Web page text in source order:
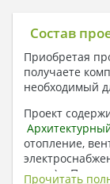
Состав
Приобретая
получаете
необходимый
Проект
отопление,
плату) +
Прочитать